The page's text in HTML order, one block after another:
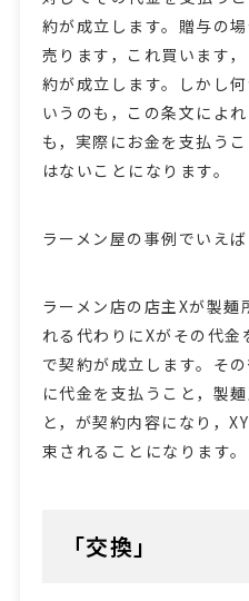
約が成立します。贈与の
売ります，これ買います
約が成立します。しかし
いうのも，この条文によ
も，実際にお金を支払う
はないことになります。
ラーメン屋の事例でいえば
ラーメン店の店主Xが製麺
れる代わりにXがその代
で契約が成立します。そ
に代金を支払うこと，製
と，が契約内容になり，
束されることになります。
「交換」